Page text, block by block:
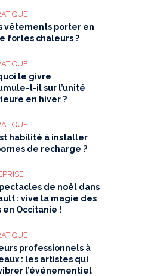
vêtements porter en
fortes chaleurs ?
le givre
t-il sur l’unité
en hiver ?
habilité à installer
de recharge ?
de noël dans
: vive la magie des
Occitanie !
professionnels à
: les artistes qui
l’événementiel